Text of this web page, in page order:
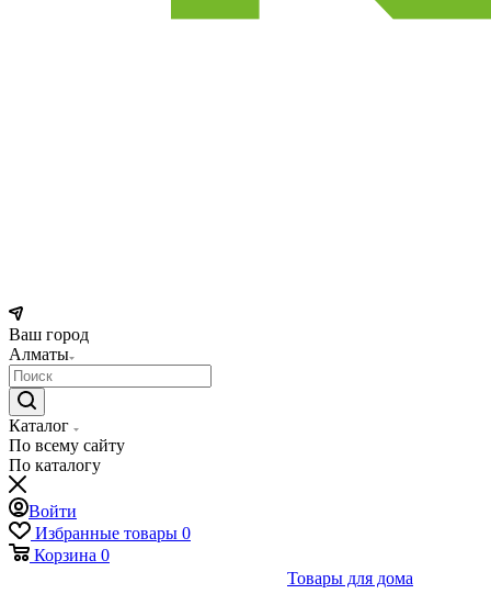
Ваш город
Алматы
Каталог
По всему сайту
По каталогу
Войти
Избранные товары 0
Корзина 0
Товары для дома